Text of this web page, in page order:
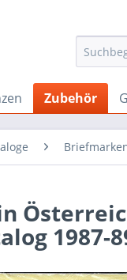
Zubehör
1987-